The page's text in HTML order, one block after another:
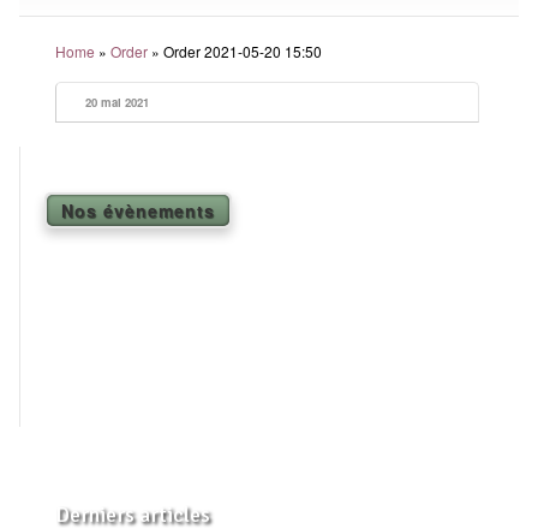
L’art japonais
Séances
En entreprise
Yoga
L’état optimal
Home » Order» Order 2021-05-20 15:50
20 mai 2021
Nos évènements
Derniers articles